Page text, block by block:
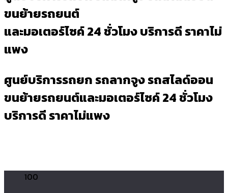
ขนย้ายรถยนต์
และมอเตอร์ไซค์ 24 ชั่วโมง บริการดี ราคาไม่
แพง
ศูนย์บริการรถยก รถลากจูง รถสไลด์ออน
ขนย้ายรถยนต์และมอเตอร์ไซค์ 24 ชั่วโมง
บริการดี ราคาไม่แพง
100